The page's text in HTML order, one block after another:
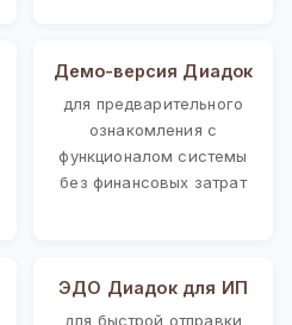
Демо-версия Диадок
для предварительного
ознакомления с
функционалом системы
без финансовых затрат
ЭДО Диадок для ИП
для быстрой отправки